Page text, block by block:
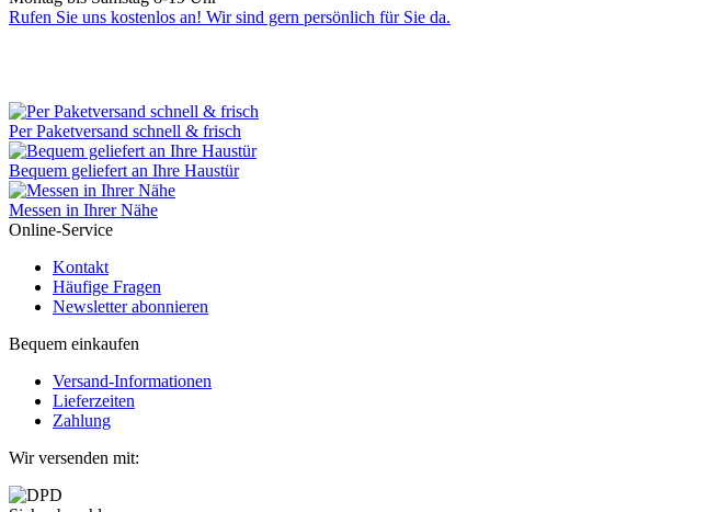
Rufen Sie uns kostenlos an! Wir sind gern persönlich für Sie da.
Per Paketversand schnell & frisch
Bequem geliefert an Ihre Haustür
Messen in Ihrer Nähe
Online-Service
Kontakt
Häufige Fragen
Newsletter abonnieren
Bequem einkaufen
Versand-Informationen
Lieferzeiten
Zahlung
Wir versenden mit: